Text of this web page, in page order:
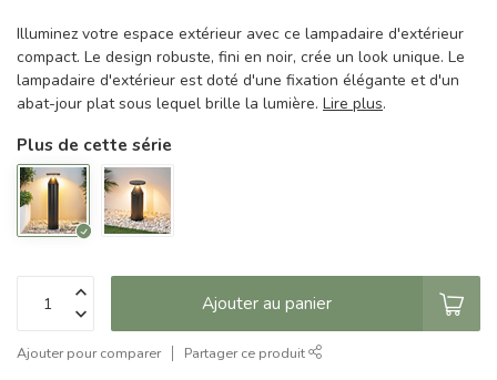
Illuminez votre espace extérieur avec ce lampadaire d'extérieur
compact. Le design robuste, fini en noir, crée un look unique. Le
lampadaire d'extérieur est doté d'une fixation élégante et d'un
abat-jour plat sous lequel brille la lumière. Lire plus.
Plus de cette série
Ajouter au panier
Ajouter pour comparer Partager ce produit